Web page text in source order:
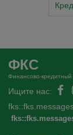
ФКС
Финансово-кредитный
Ищите нас: